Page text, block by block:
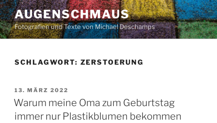
Zum
Inhalt
springen
AUGENSCHMAUS
Fotografien und Texte von Michael Deschamps
SCHLAGWORT: ZERSTOERUNG
VERÖFFENTLICHT
AM
13. MÄRZ 2022
Warum meine Oma zum Geburtstag
immer nur Plastikblumen bekommen